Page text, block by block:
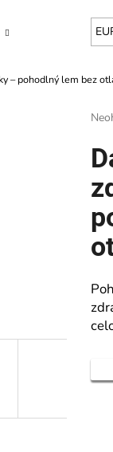
– pohodlný lem bez
je
z
DÁMSKE